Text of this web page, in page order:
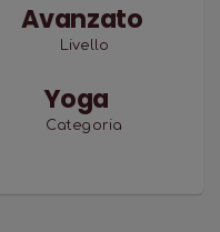
Avanzato
Livello
Yoga
Categoria